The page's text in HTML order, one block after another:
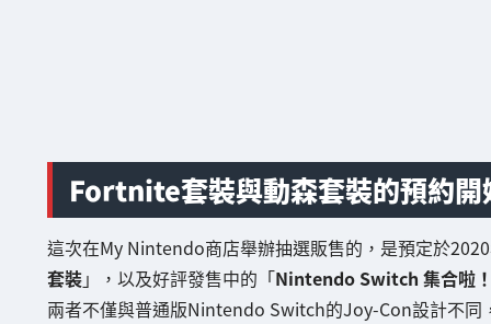
Fortnite套裝與動森套裝的預約開
這次在My Nintendo商店舉辦抽選販售的，是預定於
套裝」，以及好評發售中的「Nintendo Switch 集合啦
兩者不僅與普通版Nintendo Switch的Joy-Con設計不同